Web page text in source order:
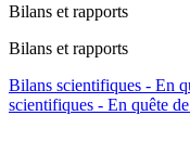
Bilans et rapports
Bilans et rapports
Bilans scientifiques - En
scientifiques - En quête